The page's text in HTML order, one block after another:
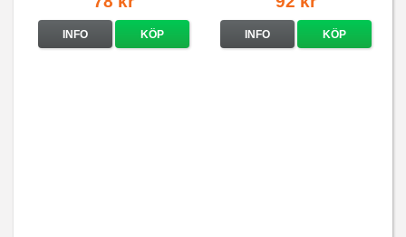
INFO KÖP INFO KÖP